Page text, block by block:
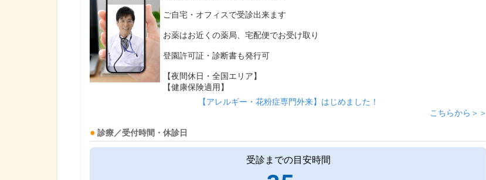
ご自宅・オフィスで受診出来ます
お薬はお近くの薬局、宅配便でお受け取り
登園許可証・診断書も発行可
【夜間休日・全国エリア】
【健康保険適用】
【アレルギー・花粉症専門外来】はじめました！
こちらから＞＞
診療／受付時間・休診日
受診までの目安時間